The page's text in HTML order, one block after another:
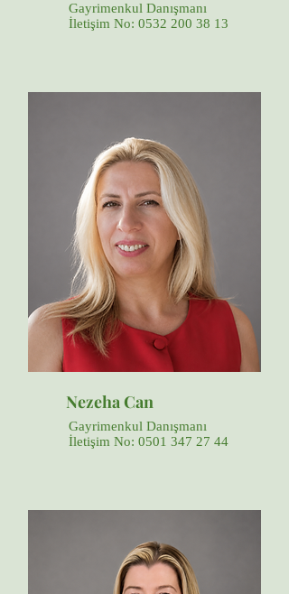
Gayrimenkul Danışmanı
İletişim No: 0532 200 38 13
Nezeha Can
Gayrimenkul Danışmanı
İletişim No: 0501 347 27 44